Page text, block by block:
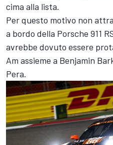
cima alla lista.
Per questo motivo non
a bordo della Porsche 911
avrebbe dovuto essere
Am assieme a Benjamin
Pera.